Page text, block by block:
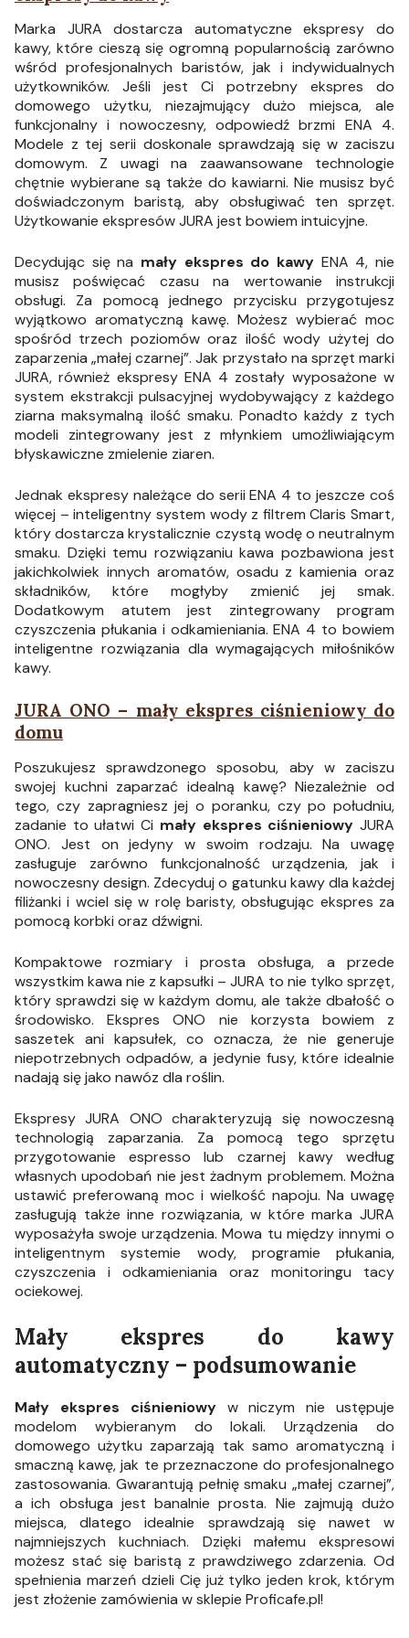
Marka JURA dostarcza automatyczne ekspresy do
kawy, które cieszą się ogromną popularnością zarówno
wśród profesjonalnych baristów, jak i indywidualnych
użytkowników. Jeśli jest Ci potrzebny ekspres do
domowego użytku, niezajmujący dużo miejsca, ale
funkcjonalny i nowoczesny, odpowiedź brzmi ENA 4.
Modele z tej serii doskonale sprawdzają się w zaciszu
domowym. Z uwagi na zaawansowane technologie
chętnie wybierane są także do kawiarni. Nie musisz być
doświadczonym baristą, aby obsługiwać ten sprzęt.
Użytkowanie ekspresów JURA jest bowiem intuicyjne.
Decydując się na mały ekspres do kawy ENA 4, nie
musisz poświęcać czasu na wertowanie instrukcji
obsługi. Za pomocą jednego przycisku przygotujesz
wyjątkowo aromatyczną kawę. Możesz wybierać moc
spośród trzech poziomów oraz ilość wody użytej do
zaparzenia „małej czarnej”. Jak przystało na sprzęt marki
JURA, również ekspresy ENA 4 zostały wyposażone w
system ekstrakcji pulsacyjnej wydobywający z każdego
ziarna maksymalną ilość smaku. Ponadto każdy z tych
modeli zintegrowany jest z młynkiem umożliwiającym
błyskawiczne zmielenie ziaren.
Jednak ekspresy należące do serii ENA 4 to jeszcze coś
więcej – inteligentny system wody z filtrem Claris Smart,
który dostarcza krystalicznie czystą wodę o neutralnym
smaku. Dzięki temu rozwiązaniu kawa pozbawiona jest
jakichkolwiek innych aromatów, osadu z kamienia oraz
składników, które mogłyby zmienić jej smak.
Dodatkowym atutem jest zintegrowany program
czyszczenia płukania i odkamieniania. ENA 4 to bowiem
inteligentne rozwiązania dla wymagających miłośników
kawy.
JURA ONO – mały ekspres ciśnieniowy do
domu
Poszukujesz sprawdzonego sposobu, aby w zaciszu
swojej kuchni zaparzać idealną kawę? Niezależnie od
tego, czy zapragniesz jej o poranku, czy po południu,
zadanie to ułatwi Ci mały ekspres ciśnieniowyJURA
ONO. Jest on jedyny w swoim rodzaju. Na uwagę
zasługuje zarówno funkcjonalność urządzenia, jak i
nowoczesny design. Zdecyduj o gatunku kawy dla każdej
filiżanki i wciel się w rolę baristy, obsługując ekspres za
pomocą korbki oraz dźwigni.
Kompaktowe rozmiary i prosta obsługa, a przede
wszystkim kawa nie z kapsułki – JURA to nie tylko sprzęt,
który sprawdzi się w każdym domu, ale także dbałość o
środowisko. Ekspres ONO nie korzysta bowiem z
saszetek ani kapsułek, co oznacza, że nie generuje
niepotrzebnych odpadów, a jedynie fusy, które idealnie
nadają się jako nawóz dla roślin.
Ekspresy JURA ONO charakteryzują się nowoczesną
technologią zaparzania. Za pomocą tego sprzętu
przygotowanie espresso lub czarnej kawy według
własnych upodobań nie jest żadnym problemem. Można
ustawić preferowaną moc i wielkość napoju. Na uwagę
zasługują także inne rozwiązania, w które marka JURA
wyposażyła swoje urządzenia. Mowa tu między innymi o
inteligentnym systemie wody, programie płukania,
czyszczenia i odkamieniania oraz monitoringu tacy
ociekowej.
Mały ekspres do kawy
automatyczny – podsumowanie
Mały ekspres ciśnieniowy w niczym nie ustępuje
modelom wybieranym do lokali. Urządzenia do
domowego użytku zaparzają tak samo aromatyczną i
smaczną kawę, jak te przeznaczone do profesjonalnego
zastosowania. Gwarantują pełnię smaku „małej czarnej”,
a ich obsługa jest banalnie prosta. Nie zajmują dużo
miejsca, dlatego idealnie sprawdzają się nawet w
najmniejszych kuchniach. Dzięki małemu ekspresowi
możesz stać się baristą z prawdziwego zdarzenia. Od
spełnienia marzeń dzieli Cię już tylko jeden krok, którym
jest złożenie zamówienia w sklepie Proficafe.pl!